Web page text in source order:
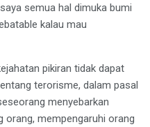
semua hal dimuka bumi
kalau mau
pikiran tidak dapat
terorisme, dalam pasal
menyebarkan
orang, mempengaruhi orang